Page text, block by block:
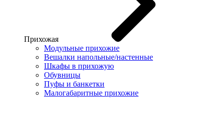
Прихожая
Модульные прихожие
Вешалки напольные/настенные
Шкафы в прихожую
Обувницы
Пуфы и банкетки
Малогабаритные прихожие